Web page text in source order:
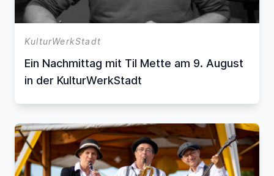
KulturWerkStadt
Ein Nachmittag mit Til Mette am 9. August
in der KulturWerkStadt